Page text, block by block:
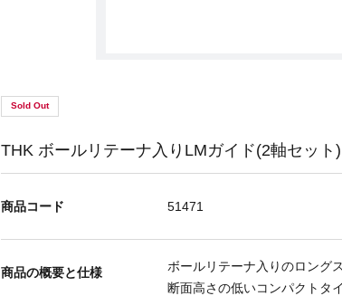
Sold Out
THK ボールリテーナ入りLMガイド(2軸セット
商品コード 51471
商品の概要と仕様
ボールリテーナ入りのロング
断面高さの低いコンパクトタイ